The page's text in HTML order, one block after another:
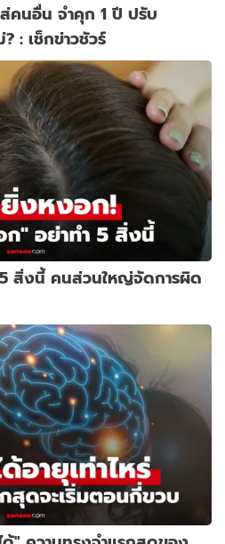
คนอื่น จำคุก 1 ปี ปรับ
: เช็กข่าวชัวร์
สิ่งนี้ คนส่วนใหญ่จัดการผิด